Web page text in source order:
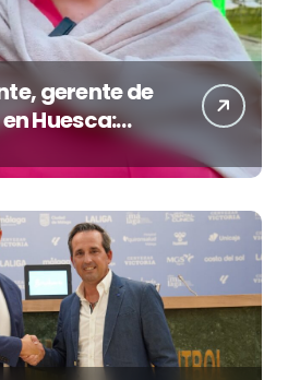
gerente de
Huesca:
del toreo
feria»